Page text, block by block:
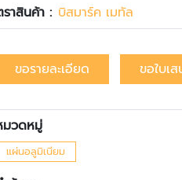
าสินค้า : บิสมาร์ค เมทัล
ขอรายละเอียด ขอใบเ
มวดหมู่
แผ่นอลูมิเนียม